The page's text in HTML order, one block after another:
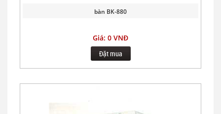
bàn BK-880
Giá: 0 VNĐ
Đặt mua